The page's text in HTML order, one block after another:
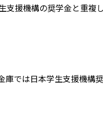
援機構の奨学金と重複
庫では日本学生支援機